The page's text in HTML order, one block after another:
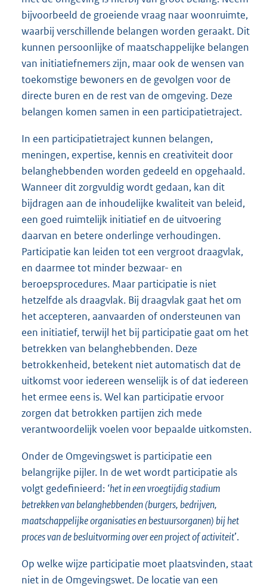
bijvoorbeeld de groeiende vraag naar woonruimte,
waarbij verschillende belangen worden geraakt. Dit
kunnen persoonlijke of maatschappelijke belangen
van initiatiefnemers zijn, maar ook de wensen van
toekomstige bewoners en de gevolgen voor de
directe buren en de rest van de omgeving. Deze
belangen komen samen in een participatietraject.
In een participatietraject kunnen belangen,
meningen, expertise, kennis en creativiteit door
belanghebbenden worden gedeeld en opgehaald.
Wanneer dit zorgvuldig wordt gedaan, kan dit
bijdragen aan de inhoudelijke kwaliteit van beleid,
een goed ruimtelijk initiatief en de uitvoering
daarvan en betere onderlinge verhoudingen.
Participatie kan leiden tot een vergroot draagvlak,
en daarmee tot minder bezwaar- en
beroepsprocedures. Maar participatie is niet
hetzelfde als draagvlak. Bij draagvlak gaat het om
het accepteren, aanvaarden of ondersteunen van
een initiatief, terwijl het bij participatie gaat om het
betrekken van belanghebbenden. Deze
betrokkenheid, betekent niet automatisch dat de
uitkomst voor iedereen wenselijk is of dat iedereen
het ermee eens is. Wel kan participatie ervoor
zorgen dat betrokken partijen zich mede
verantwoordelijk voelen voor bepaalde uitkomsten.
Onder de Omgevingswet is participatie een
belangrijke pijler. In de wet wordt participatie als
volgt gedefinieerd: ‘het in een vroegtijdig stadium
betrekken van belanghebbenden (burgers, bedrijven,
maatschappelijke organisaties en bestuursorganen) bij het
proces van de besluitvorming over een project of activiteit’.
Op welke wijze participatie moet plaatsvinden, staat
niet in de Omgevingswet. De locatie van een